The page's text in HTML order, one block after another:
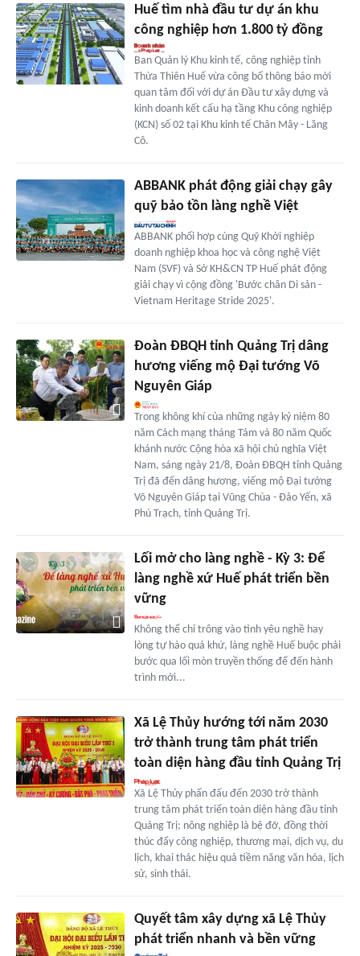
Huế tìm nhà đầu tư dự án khu
công nghiệp hơn 1.800 tỷ đồng
Ban Quản lý Khu kinh tế, công nghiệp tỉnh
Thừa Thiên Huế vừa công bố thông báo mời
quan tâm đối với dự án Đầu tư xây dựng và
kinh doanh kết cấu hạ tầng Khu công nghiệp
(KCN) số 02 tại Khu kinh tế Chân Mây - Lăng
Cô.
ABBANK phát động giải chạy gây
quỹ bảo tồn làng nghề Việt
ABBANK phối hợp cùng Quỹ Khởi nghiệp
doanh nghiệp khoa học và công nghệ Việt
Nam (SVF) và Sở KH&CN TP Huế phát động
giải chạy vì cộng đồng 'Bước chân Di sản -
Vietnam Heritage Stride 2025'.
Đoàn ĐBQH tỉnh Quảng Trị dâng
hương viếng mộ Đại tướng Võ
Nguyên Giáp
Trong không khí của những ngày kỷ niệm 80
năm Cách mạng tháng Tám và 80 năm Quốc
khánh nước Cộng hòa xã hội chủ nghĩa Việt
Nam, sáng ngày 21/8, Đoàn ĐBQH tỉnh Quảng
Trị đã đến dâng hương, viếng mộ Đại tướng
Võ Nguyên Giáp tại Vũng Chùa - Đảo Yến, xã
Phú Trạch, tỉnh Quảng Trị.
Lối mở cho làng nghề - Kỳ 3: Để
làng nghề xứ Huế phát triển bền
vững
Không thể chỉ trông vào tình yêu nghề hay
lòng tự hào quá khứ, làng nghề Huế buộc phải
bước qua lối mòn truyền thống để đến hành
trình mới...
Xã Lệ Thủy hướng tới năm 2030
trở thành trung tâm phát triển
toàn diện hàng đầu tỉnh Quảng Trị
Xã Lệ Thủy phấn đấu đến 2030 trở thành
trung tâm phát triển toàn diện hàng đầu tỉnh
Quảng Trị; nông nghiệp là bệ đỡ, đồng thời
thúc đẩy công nghiệp, thương mại, dịch vụ, du
lịch, khai thác hiệu quả tiềm năng văn hóa, lịch
sử, sinh thái.
Quyết tâm xây dựng xã Lệ Thủy
phát triển nhanh và bền vững